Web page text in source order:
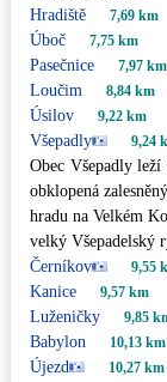
Hradiště 7,69 km
Úboč 7,75 km
Pasečnice 7,97 km
Loučim 8,84 km
Úsilov 9,22 km
Všepadly 9,24
Obec Všepadly
obklopená
hradu na Velkém
velký Všepadelský
Černíkov
9,55
Kanice 9,57 km
Luženičky 9,85
Babylon 10,13 km
Újezd 10,27 km